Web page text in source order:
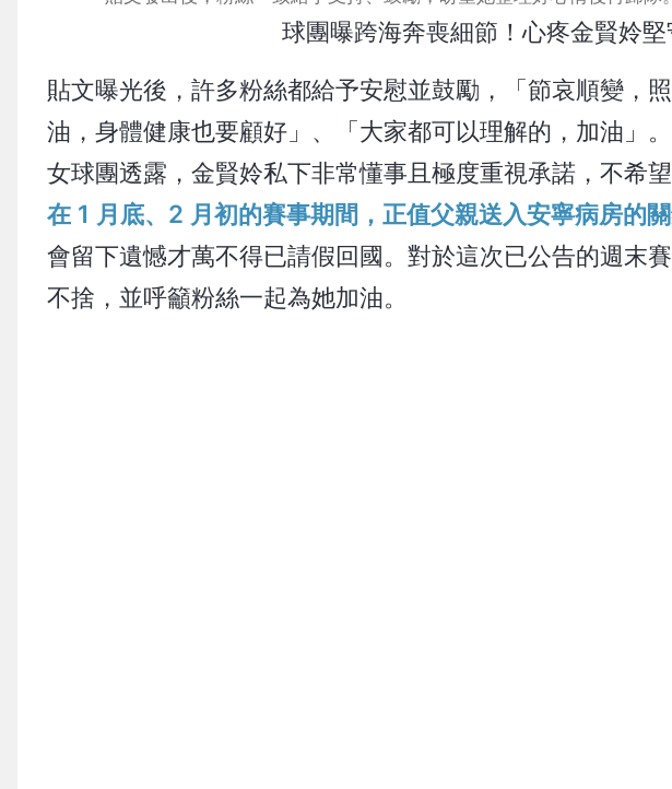
球團曝跨海奔喪細節！心疼金賢姈
貼文曝光後，許多粉絲都給予安慰並鼓勵，「節哀順變，
油，身體健康也要顧好」、「大家都可以理解的，加油」
女球團透露，金賢姈私下非常懂事且極度重視承諾，不希
在 1 月底、2 月初的賽事期間，正值父親送入安寧病房的
會留下遺憾才萬不得已請假回國。對於這次已公告的週末
不捨，並呼籲粉絲一起為她加油。